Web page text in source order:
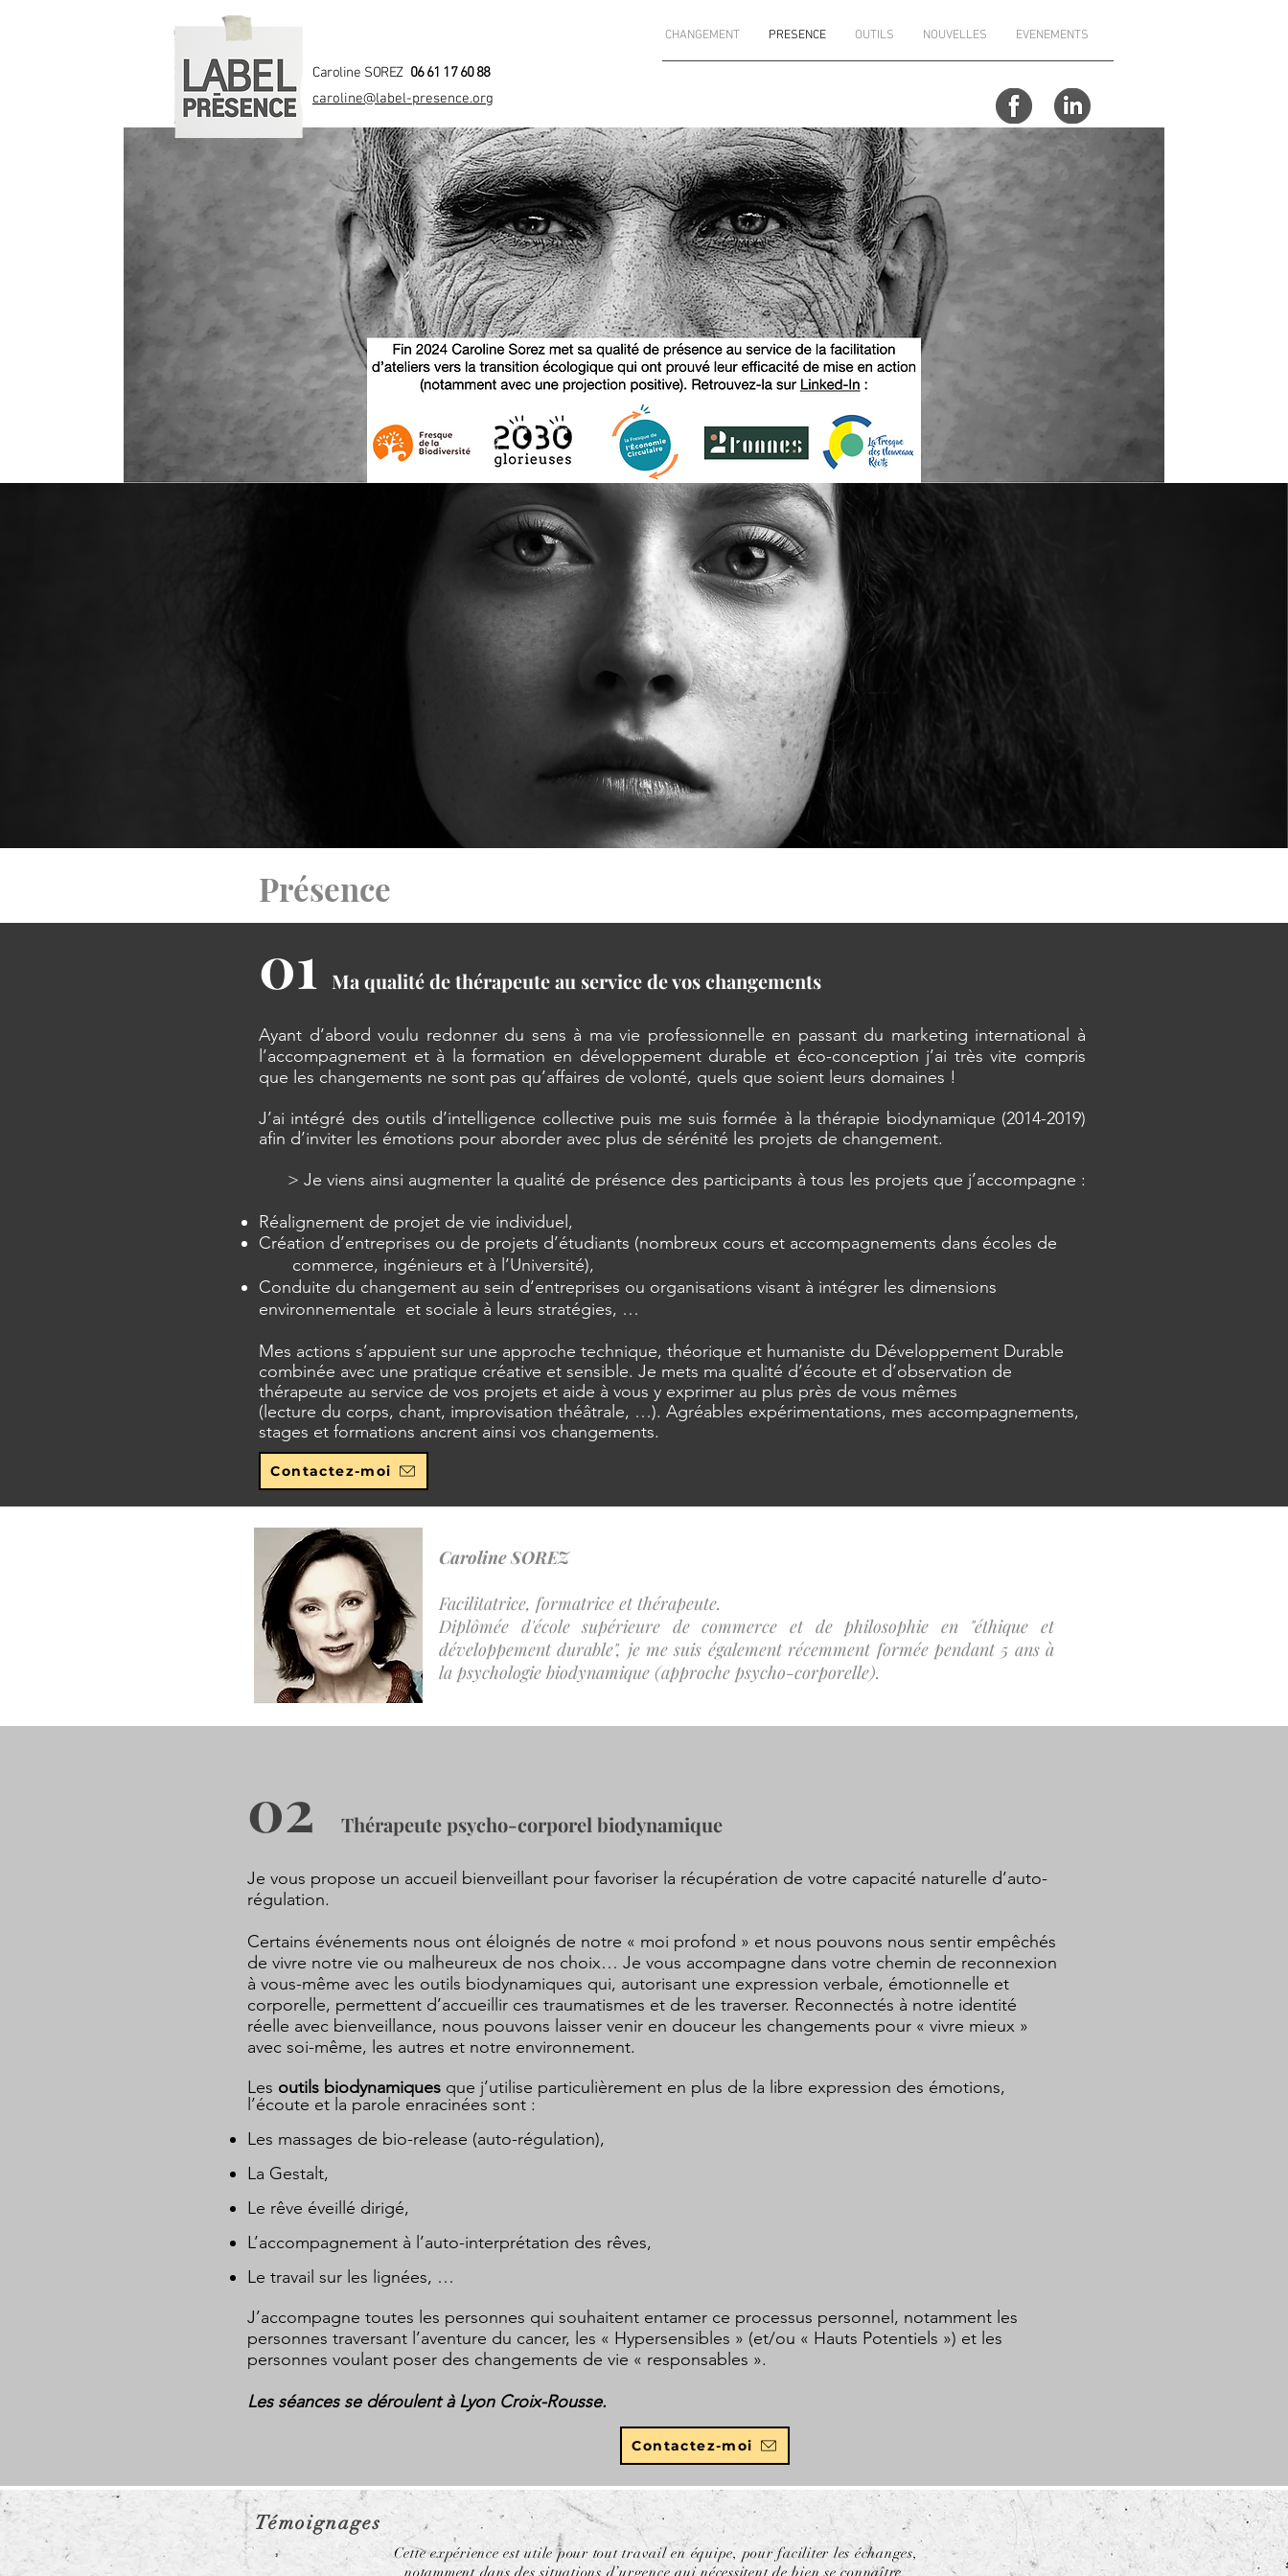
CHANGEMENT PRESENCE OUTILS NOUVELLES EVENEMENTS
Caroline SOREZ 06 61 17 60 88
caroline@label-presence.org
Présence
Caroline SOREZ
Facilitatrice, formatrice et thérapeute.
Diplômée d'école supérieure de commerce et de philosophie en "éthique et
développement durable", je me suis également récemment formée pendant 5 ans à
la psychologie biodynamique (approche psycho-corporelle).
02 Thérapeute psycho-corporel biodynamique
Je vous propose un accueil bienveillant pour favoriser la récupération de votre capacité naturelle d’auto-
régulation.
Certains événements nous ont éloignés de notre « moi profond » et nous pouvons nous sentir empêchés
de vivre notre vie ou malheureux de nos choix… Je vous accompagne dans votre chemin de reconnexion
à vous-même avec les outils biodynamiques qui, autorisant une expression verbale, émotionnelle et
corporelle, permettent d’accueillir ces traumatismes et de les traverser. Reconnectés à notre identité
réelle avec bienveillance, nous pouvons laisser venir en douceur les changements pour « vivre mieux »
avec soi-même, les autres et notre environnement.
Les outils biodynamiques que j’utilise particulièrement en plus de la libre expression des émotions,
l’écoute et la parole enracinées sont :
Les massages de bio-release (auto-régulation),
La Gestalt,
Le rêve éveillé dirigé,
L’accompagnement à l’auto-interprétation des rêves,
Le travail sur les lignées, …
J’accompagne toutes les personnes qui souhaitent entamer ce processus personnel, notamment les
personnes traversant l’aventure du cancer, les « Hypersensibles » (et/ou « Hauts Potentiels ») et les
personnes voulant poser des changements de vie « responsables ».
Les séances se déroulent à Lyon Croix-Rousse.
Contactez-moi
01 Ma qualité de thérapeute au service de vos changements
Ayant d’abord voulu redonner du sens à ma vie professionnelle en passant du marketing international à
l’accompagnement et à la formation en développement durable et éco-conception j’ai très vite compris
que les changements ne sont pas qu’affaires de volonté, quels que soient leurs domaines !
J’ai intégré des outils d’intelligence collective puis me suis formée à la thérapie biodynamique (2014-2019)
afin d’inviter les émotions pour aborder avec plus de sérénité les projets de changement.
> Je viens ainsi augmenter la qualité de présence des participants à tous les projets que j’accompagne :
Réalignement de projet de vie individuel,
Création d’entreprises ou de projets d’étudiants (nombreux cours et accompagnements dans écoles de
commerce, ingénieurs et à l’Université),
Conduite du changement au sein d’entreprises ou organisations visant à intégrer les dimensions
environnementale et sociale à leurs stratégies, …
Mes actions s’appuient sur une approche technique, théorique et humaniste du Développement Durable
combinée avec une pratique créative et sensible. Je mets ma qualité d’écoute et d’observation de
thérapeute au service de vos projets et aide à vous y exprimer au plus près de vous mêmes
(lecture du corps, chant, improvisation théâtrale, …). Agréables expérimentations, mes accompagnements,
stages et formations ancrent ainsi vos changements.
Contactez-moi
Témoignages
Cette expérience est utile pour tout travail en équipe, pour faciliter les échanges,
notamment dans des situations d’urgence qui nécessitent de bien se connaître.